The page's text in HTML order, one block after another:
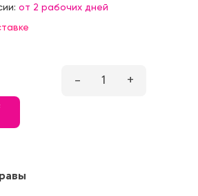
от 2 рабочих дней
– 1 +